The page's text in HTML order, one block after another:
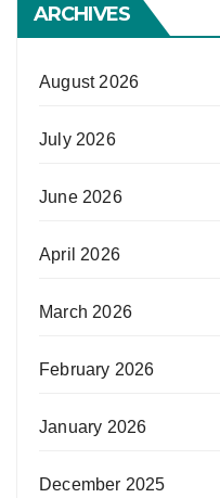
ARCHIVES
August 2026
July 2026
June 2026
April 2026
March 2026
February 2026
January 2026
December 2025